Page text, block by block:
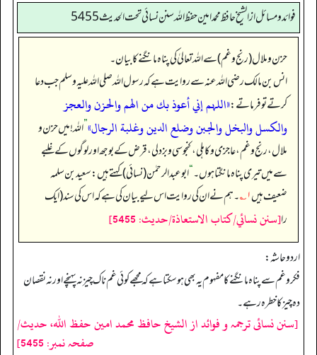
فوائد ومسائل از الشيخ حافظ محمد امين حفظ الله سنن نسائي تحت الحديث5455
حزن و ملال (رنج و غم) سے اللہ تعالیٰ کی پناہ مانگنے کا بیان۔
انس بن مالک رضی اللہ عنہ سے روایت ہے کہ رسول اللہ صلی اللہ علیہ وسلم جب دعا
کرتے تو فرماتے:«اللہم إني أعوذ بك من الهم والحزن والعجز
والكسل والبخل والجبن وضلع الدين وغلبة الرجال»”اللہ! میں حزن و
ملال، رنج و غم، عاجزی و کاہلی، کنجوسی و بزدلی، قرض کے بوجھ اور لوگوں کے غلبے
سے میں تیری پناہ مانگتا ہوں۔‏‏‏‏“ابوعبدالرحمٰن (نسائی) کہتے ہیں: سعید بن سلمہ
ضعیف ہیں۱؎ ۔ ہم نے ان کی روایت اس لیے بیان کی ہے کہ اس کی سند (ایک
را[سنن نسائي/كتاب الاستعاذة/حدیث: 5455]
اردو حاشہ:
فکرو غم سے پناہ مانگنے کا مفہوم یہ بھی ہو سکتا ہے کہ مجھے کوئی غم ناک چیز نہ پہنچے اور نہ نقصان
دہ چیز کا خطرہ رہے۔
[سنن نسائی ترجمہ و فوائد از الشیخ حافظ محمد امین حفظ اللہ، حدیث/
صفحہ نمبر: 5455]